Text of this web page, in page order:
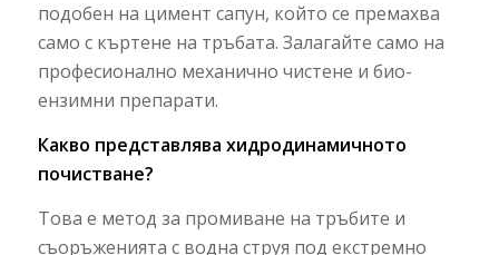
подобен на цимент сапун, който се премахва
само с къртене на тръбата. Залагайте само на
професионално механично чистене и био-
ензимни препарати.
Какво представлява хидродинамичното
почистване?
Това е метод за промиване на тръбите и
съоръженията с водна струя под екстремно